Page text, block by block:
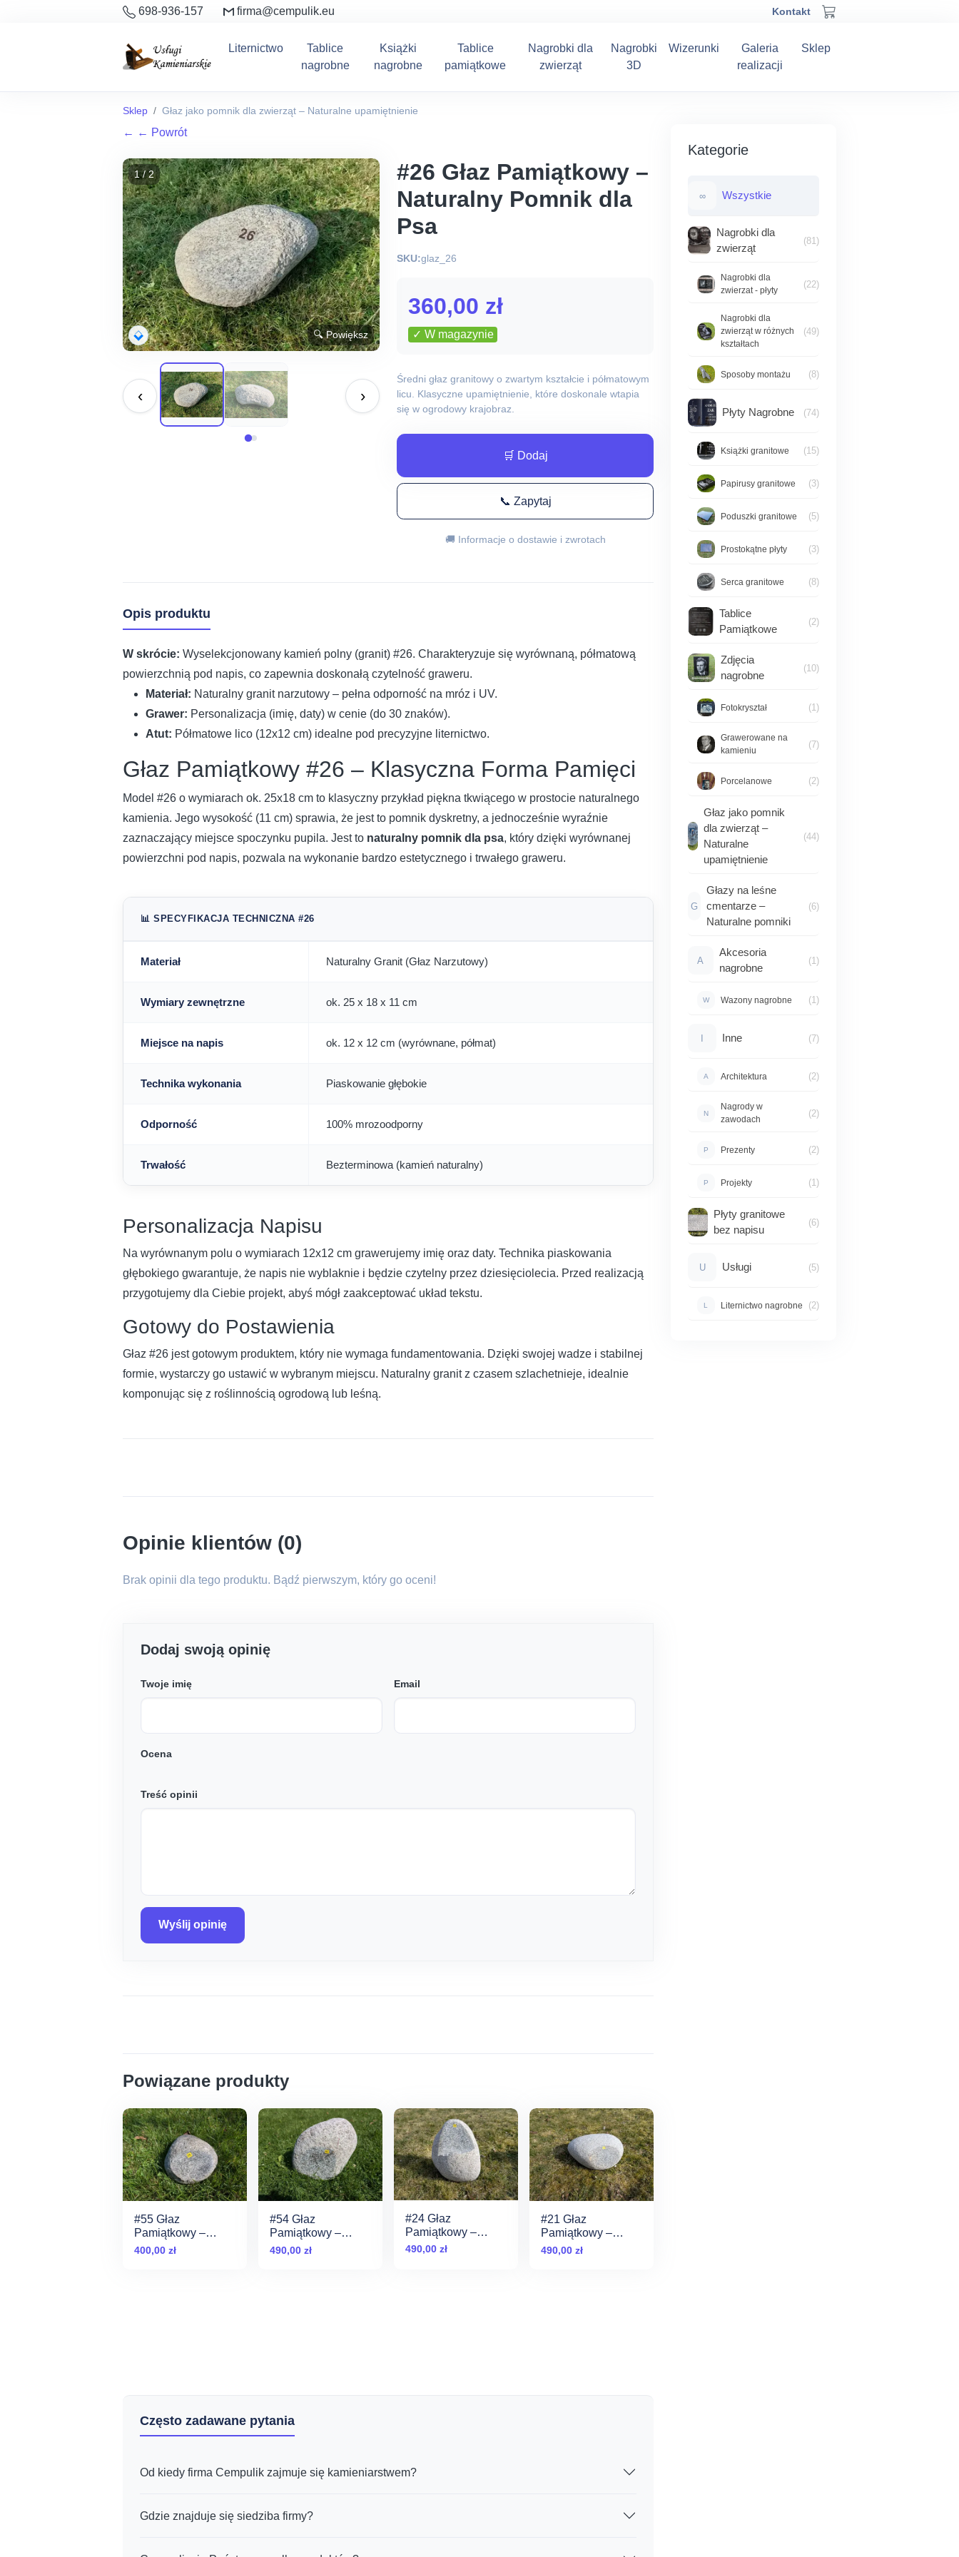
698-936-157 firma@cempulik.eu Kontakt
Liternictwo
Tablice
nagrobne
Książki
nagrobne
Tablice
pamiątkowe
Nagrobki dla
zwierząt
Nagrobki
3D
Wizerunki
Galeria
realizacji
Sklep
Sklep Głaz jako pomnik dla zwierząt – Naturalne upamiętnienie
← ← Powrót
🔍 Powiększ
1 / 2
‹ ›
#26 Głaz Pamiątkowy –
Naturalny Pomnik dla
Psa
SKU:glaz_26
360,00 zł
✓ W magazynie
Średni głaz granitowy o zwartym kształcie i półmatowym
licu. Klasyczne upamiętnienie, które doskonale wtapia
się w ogrodowy krajobraz.
🛒 Dodaj
📞 Zapytaj
🚚 Informacje o dostawie i zwrotach
Opis produktu
W skrócie: Wyselekcjonowany kamień polny (granit) #26. Charakteryzuje się wyrównaną, półmatową
powierzchnią pod napis, co zapewnia doskonałą czytelność graweru.
Materiał: Naturalny granit narzutowy – pełna odporność na mróz i UV.
Grawer: Personalizacja (imię, daty) w cenie (do 30 znaków).
Atut: Półmatowe lico (12x12 cm) idealne pod precyzyjne liternictwo.
Głaz Pamiątkowy #26 – Klasyczna Forma Pamięci
Model #26 o wymiarach ok. 25x18 cm to klasyczny przykład piękna tkwiącego w prostocie naturalnego
kamienia. Jego wysokość (11 cm) sprawia, że jest to pomnik dyskretny, a jednocześnie wyraźnie
zaznaczający miejsce spoczynku pupila. Jest to naturalny pomnik dla psa, który dzięki wyrównanej
powierzchni pod napis, pozwala na wykonanie bardzo estetycznego i trwałego graweru.
📊 SPECYFIKACJA TECHNICZNA #26
Materiał Naturalny Granit (Głaz Narzutowy)
Wymiary zewnętrzne ok. 25 x 18 x 11 cm
Miejsce na napis ok. 12 x 12 cm (wyrównane, półmat)
Technika wykonania Piaskowanie głębokie
Odporność 100% mrozoodporny
Trwałość Bezterminowa (kamień naturalny)
Personalizacja Napisu
Na wyrównanym polu o wymiarach 12x12 cm grawerujemy imię oraz daty. Technika piaskowania
głębokiego gwarantuje, że napis nie wyblaknie i będzie czytelny przez dziesięciolecia. Przed realizacją
przygotujemy dla Ciebie projekt, abyś mógł zaakceptować układ tekstu.
Gotowy do Postawienia
Głaz #26 jest gotowym produktem, który nie wymaga fundamentowania. Dzięki swojej wadze i stabilnej
formie, wystarczy go ustawić w wybranym miejscu. Naturalny granit z czasem szlachetnieje, idealnie
komponując się z roślinnością ogrodową lub leśną.
Opinie klientów (0)
Brak opinii dla tego produktu. Bądź pierwszym, który go oceni!
Dodaj swoją opinię
Twoje imię Email
Ocena
Treść opinii
Wyślij opinię
Powiązane produkty
#55 Głaz
Pamiątkowy –
Naturalny Pomnik
400,00 zł
#54 Głaz
Pamiątkowy –
Naturalny Pomnik
490,00 zł
#24 Głaz
Pamiątkowy –
Naturalny Pomnik
490,00 zł
#21 Głaz
Pamiątkowy –
Naturalny Pomnik
490,00 zł
Często zadawane pytania
Od kiedy firma Cempulik zajmuje się kamieniarstwem?
Gdzie znajduje się siedziba firmy?
Kategorie
∞ Wszystkie
Nagrobki dla
zwierząt
(81)
Nagrobki dla
zwierzat - płyty
(22)
Nagrobki dla
zwierząt w różnych
kształtach
(49)
Sposoby montażu (8)
Płyty Nagrobne (74)
Książki granitowe (15)
Papirusy granitowe (3)
Poduszki granitowe (5)
Prostokątne płyty (3)
Serca granitowe (8)
Tablice
Pamiątkowe
(2)
Zdjęcia
nagrobne
(10)
Fotokryształ (1)
Grawerowane na
kamieniu
(7)
Porcelanowe (2)
Głaz jako pomnik
dla zwierząt –
Naturalne
upamiętnienie
(44)
G
Głazy na leśne
cmentarze –
Naturalne pomniki
(6)
A
Akcesoria
nagrobne
(1)
W Wazony nagrobne (1)
I Inne (7)
A Architektura (2)
N
Nagrody w
zawodach
(2)
P Prezenty (2)
P Projekty (1)
Płyty granitowe
bez napisu
(6)
U Usługi (5)
L Liternictwo nagrobne (2)